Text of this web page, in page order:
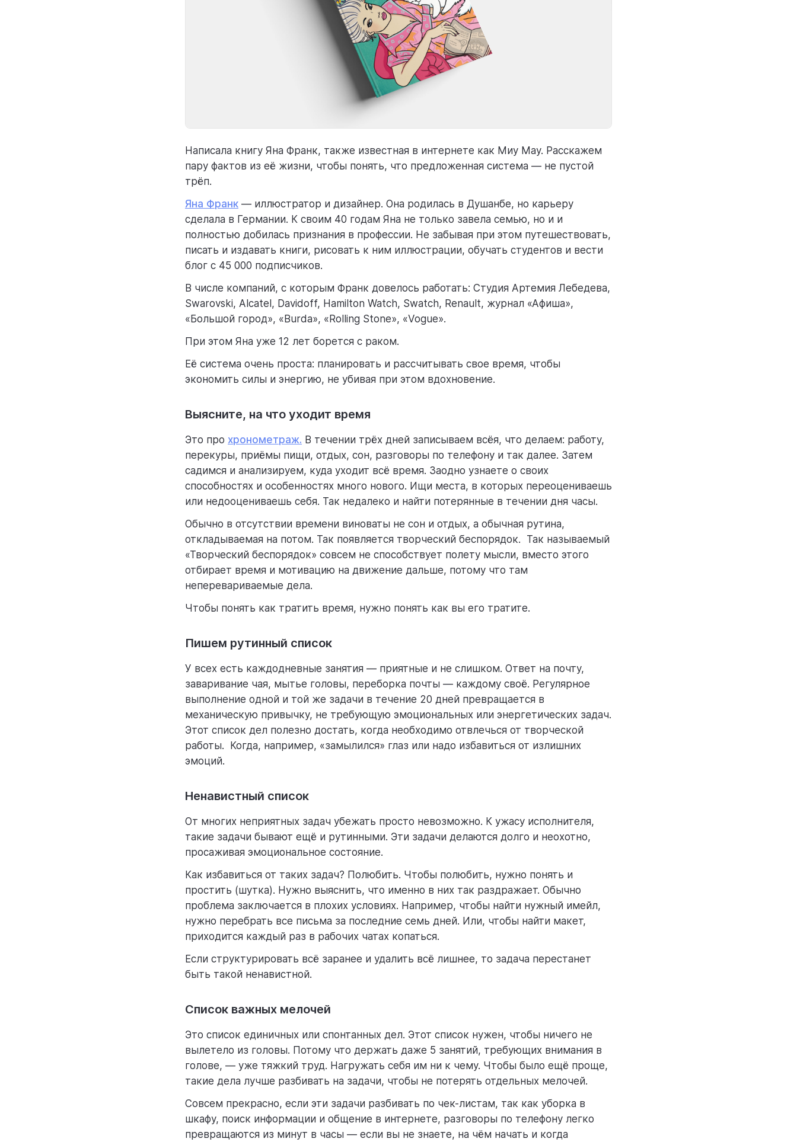
Написала книгу Яна Франк, также известная в интернете как Миу Мау. Расскажем
пару фактов из её жизни, чтобы понять, что предложенная система — не пустой
трёп.
Яна Франк — иллюстратор и дизайнер. Она родилась в Душанбе, но карьеру
сделала в Германии. К своим 40 годам Яна не только завела семью, но и и
полностью добилась признания в профессии. Не забывая при этом путешествовать,
писать и издавать книги, рисовать к ним иллюстрации, обучать студентов и вести
блог с 45 000 подписчиков.
В числе компаний, с которым Франк довелось работать: Студия Артемия Лебедева,
Swarovski, Alcatel, Davidoff, Hamilton Watch, Swatch, Renault, журнал «Афиша»,
«Большой город», «Burda», «Rolling Stone», «Vogue».
При этом Яна уже 12 лет борется с раком.
Её система очень проста: планировать и расcчитывать свое время, чтобы
экономить силы и энергию, не убивая при этом вдохновение.
Выясните, на что уходит время
Это про хронометраж. В течении трёх дней записываем всёя, что делаем: работу,
перекуры, приёмы пищи, отдых, сон, разговоры по телефону и так далее. Затем
садимся и анализируем, куда уходит всё время. Заодно узнаете о своих
способностях и особенностях много нового. Ищи места, в которых переоцениваешь
или недооцениваешь себя. Так недалеко и найти потерянные в течении дня часы.
Обычно в отсутствии времени виноваты не сон и отдых, а обычная рутина,
откладываемая на потом. Так появляется творческий беспорядок. Так называемый
«Творческий беспорядок» совсем не способствует полету мысли, вместо этого
отбирает время и мотивацию на движение дальше, потому что там
неперевариваемые дела.
Чтобы понять как тратить время, нужно понять как вы его тратите.
Пишем рутинный список
У всех есть каждодневные занятия — приятные и не слишком. Ответ на почту,
заваривание чая, мытье головы, переборка почты — каждому своё. Регулярное
выполнение одной и той же задачи в течение 20 дней превращается в
механическую привычку, не требующую эмоциональных или энергетических задач.
Этот список дел полезно достать, когда необходимо отвлечься от творческой
работы. Когда, например, «замылился» глаз или надо избавиться от излишних
эмоций.
Ненавистный список
От многих неприятных задач убежать просто невозможно. К ужасу исполнителя,
такие задачи бывают ещё и рутинными. Эти задачи делаются долго и неохотно,
просаживая эмоциональное состояние.
Как избавиться от таких задач? Полюбить. Чтобы полюбить, нужно понять и
простить (шутка). Нужно выяснить, что именно в них так раздражает. Обычно
проблема заключается в плохих условиях. Например, чтобы найти нужный имейл,
нужно перебрать все письма за последние семь дней. Или, чтобы найти макет,
приходится каждый раз в рабочих чатах копаться.
Если структурировать всё заранее и удалить всё лишнее, то задача перестанет
быть такой ненавистной.
Список важных мелочей
Это список единичных или спонтанных дел. Этот список нужен, чтобы ничего не
вылетело из головы. Потому что держать даже 5 занятий, требующих внимания в
голове, — уже тяжкий труд. Нагружать себя им ни к чему. Чтобы было ещё проще,
такие дела лучше разбивать на задачи, чтобы не потерять отдельных мелочей.
Совсем прекрасно, если эти задачи разбивать по чек-листам, так как уборка в
шкафу, поиск информации и общение в интернете, разговоры по телефону легко
превращаются из минут в часы — если вы не знаете, на чём начать и когда